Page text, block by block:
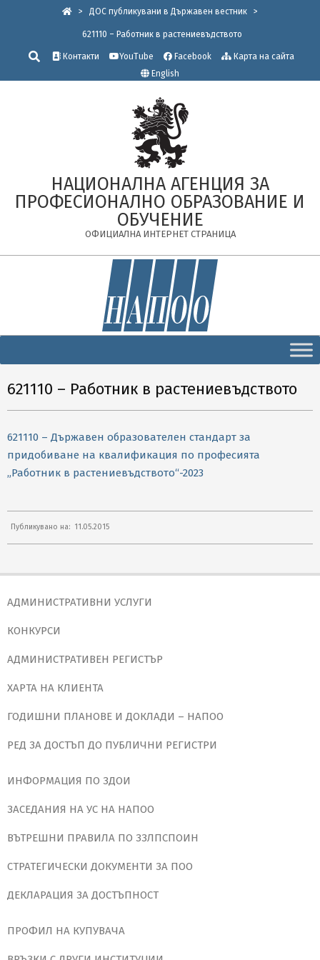
> ДОС публикувани в Държавен вестник >
621110 – Работник в растениевъдството
Търсене
Контакти YouTube Facebook
Карта на сайта
English
НАЦИОНАЛНА АГЕНЦИЯ ЗА
ПРОФЕСИОНАЛНО ОБРАЗОВАНИЕ И
ОБУЧЕНИЕ
ОФИЦИАЛНА ИНТЕРНЕТ СТРАНИЦА
Navigation
621110 – Работник в растениевъдството
621110 – Държавен образователен стандарт за
придобиване на квалификация по професията
„Работник в растениевъдството“-2023
Публикувано на: 11.05.2015
АДМИНИСТРАТИВНИ УСЛУГИ
КОНКУРСИ
АДМИНИСТРАТИВЕН РЕГИСТЪР
ХАРТА НА КЛИЕНТА
ГОДИШНИ ПЛАНОВЕ И ДОКЛАДИ – НАПОО
РЕД ЗА ДОСТЪП ДО ПУБЛИЧНИ РЕГИСТРИ
ИНФОРМАЦИЯ ПО ЗДОИ
ЗАСЕДАНИЯ НА УС НА НАПОО
ВЪТРЕШНИ ПРАВИЛА ПО ЗЗЛПСПОИН
СТРАТЕГИЧЕСКИ ДОКУМЕНТИ ЗА ПОО
ДЕКЛАРАЦИЯ ЗА ДОСТЪПНОСТ
ПРОФИЛ НА КУПУВАЧА